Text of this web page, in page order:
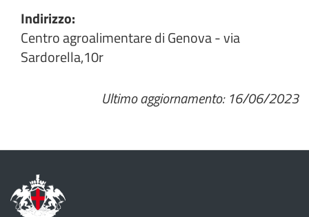
Indirizzo:
Centro agroalimentare di Genova - via
Sardorella,10r
Ultimo aggiornamento: 16/06/2023